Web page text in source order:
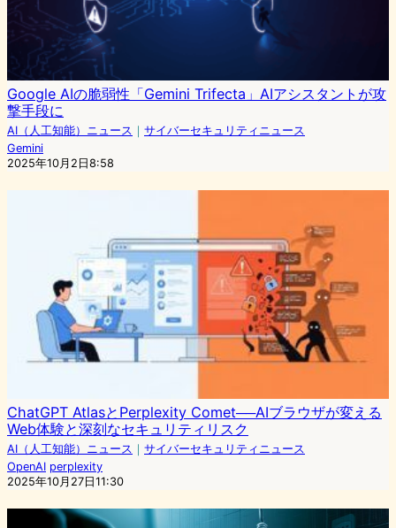
Google AIの脆弱性「Gemini Trifecta」AIアシスタントが攻
撃手段に
AI（人工知能）ニュース ｜ サイバーセキュリティニュース
Gemini
2025年10月2日8:58
ChatGPT AtlasとPerplexity Comet──AIブラウザが変える
Web体験と深刻なセキュリティリスク
AI（人工知能）ニュース ｜ サイバーセキュリティニュース
OpenAI perplexity
2025年10月27日11:30